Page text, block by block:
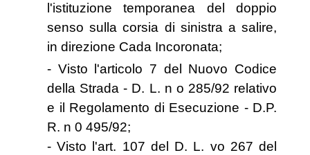
l'istituzione temporanea del doppio
senso sulla corsia di sinistra a salire,
in direzione Cada Incoronata;
- Visto l'articolo 7 del Nuovo Codice
della Strada - D. L. n o 285/92 relativo
e il Regolamento di Esecuzione - D.P.
R. n 0 495/92;
- Visto l'art. 107 del D. L. vo 267 del